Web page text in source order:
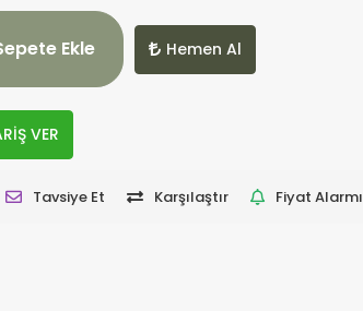
Ekle Hemen Al
VER
Tavsiye Et Karşılaştır
Fiyat Alarmı